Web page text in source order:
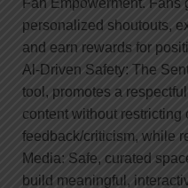
Fan Empowerment. Fans
personalized shoutouts,
and earn rewards for
Al-Driven Safety: The
tool, promotes a
content without restricting
feedback/criticism, while
Media: Safe, curated
build meaningful,